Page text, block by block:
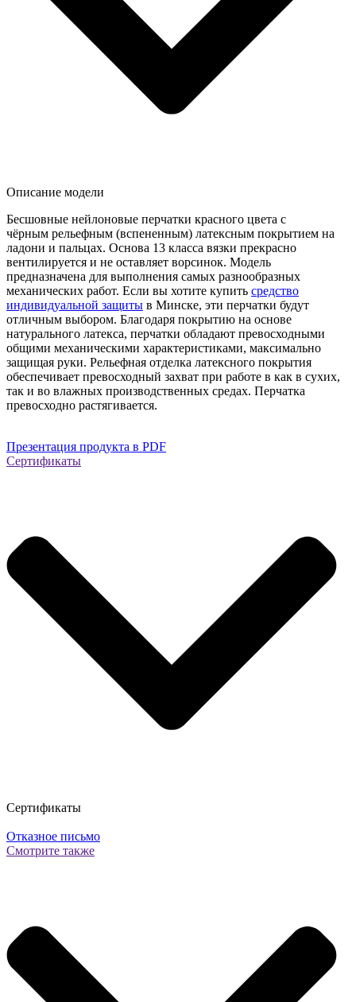
Описание модели
Бесшовные нейлоновые перчатки красного цвета с
чёрным рельефным (вспененным) латексным покрытием на
ладони и пальцах. Основа 13 класса вязки прекрасно
вентилируется и не оставляет ворсинок. Модель
предназначена для выполнения самых разнообразных
механических работ. Если вы хотите купить средство
индивидуальной защиты в Минске, эти перчатки будут
отличным выбором. Благодаря покрытию на основе
натурального латекса, перчатки обладают превосходными
общими механическими характеристиками, максимально
защищая руки. Рельефная отделка латексного покрытия
обеспечивает превосходный захват при работе в как в сухих,
так и во влажных производственных средах. Перчатка
превосходно растягивается.
Презентация продукта в PDF
Сертификаты
Сертификаты
Отказное письмо
Смотрите также